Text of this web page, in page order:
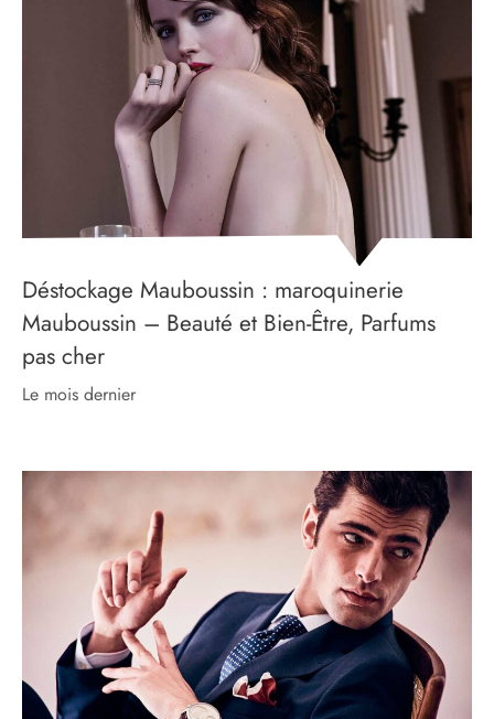
Déstockage Mauboussin : maroquinerie
Mauboussin – Beauté et Bien-Être, Parfums
pas cher
le mois dernier